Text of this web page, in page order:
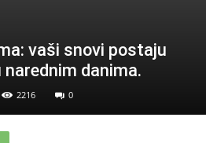
vaši snovi postaju
danima.
2216 0